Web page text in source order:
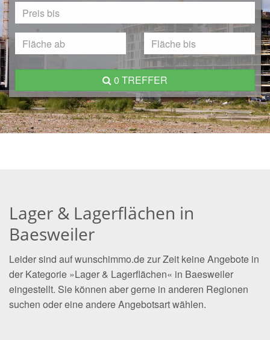
0 TREFFER
Lager & Lagerflächen in
Baesweiler
Leider sind auf wunschimmo.de zur Zeit keine Angebote in
der Kategorie »Lager & Lagerflächen« in Baesweiler
eingestellt. Sie können aber gerne in anderen Regionen
suchen oder eine andere Angebotsart wählen.